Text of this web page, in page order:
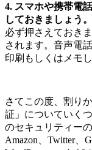
4. スマホや携帯電
しておきましょう。
必ず押さえておき
されます。音声電
印刷もしくはメモ
さてこの度、割り
証」についていく
のセキュリティー
Amazon、Twitter、